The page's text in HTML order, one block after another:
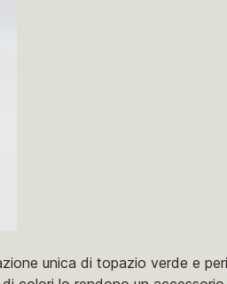
unica di topazio verde e